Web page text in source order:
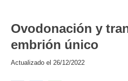
Ovodonación y
embrión único
Actualizado el 26/12/2022